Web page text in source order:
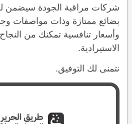
شركات مراقبة الجودة سيضمن
بضائع ممتازة وذات مواصفات
وأسعار تنافسية تمكنك من
الاستيرادية.
نتمنى لك التوفيق.